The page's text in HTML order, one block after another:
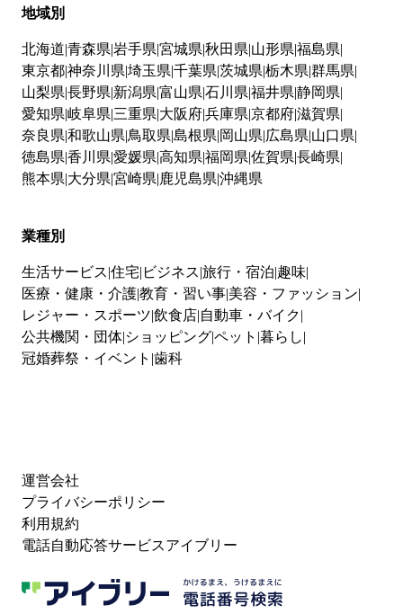
地域別
北海道 青森県 岩手県 宮城県 秋田県 山形県 福島県
東京都神奈川県 埼玉県 千葉県 茨城県 栃木県 群馬県
山梨県 長野県 新潟県 富山県 石川県 福井県 静岡県
愛知県 岐阜県 三重県 大阪府兵庫県 京都府滋賀県
奈良県 和歌山県 鳥取県 島根県 岡山県 広島県 山口県
徳島県 香川県 愛媛県 高知県 福岡県 佐賀県 長崎県
熊本県 大分県 宮崎県 鹿児島県 沖縄県
業種別
生活サービス 住宅 ビジネス 旅行・宿泊 趣味
医療・健康・介護教育・習い事 美容・ファッション
レジャー・スポーツ 飲食店 自動車・バイク
公共機関・団体 ショッピングペット 暮らし
冠婚葬祭・イベント 歯科
運営会社
プライバシーポリシー
利用規約
電話自動応答サービスアイブリー